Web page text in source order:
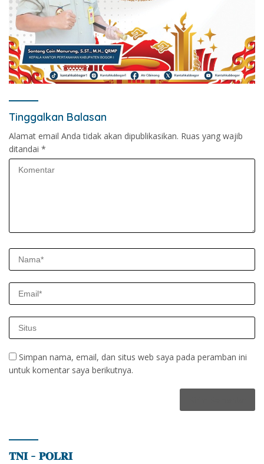
Tinggalkan Balasan
Alamat email Anda tidak akan dipublikasikan. Ruas yang wajib
ditandai *
Simpan nama, email, dan situs web saya pada peramban ini
untuk komentar saya berikutnya.
𝐓𝐍𝐈 – 𝐏𝐎𝐋𝐑𝐈